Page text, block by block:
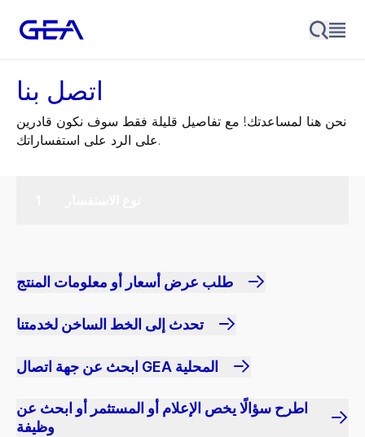
اتصل بنا
نحن هنا لمساعدتك! مع تفاصيل قليلة فقط سوف نكون قادرين
على الرد على استفساراتك.
طلب عرض أسعار أو معلومات المنتج
تحدث إلى الخط الساخن لخدمتنا
ابحث عن جهة اتصال GEA المحلية
اطرح سؤالًا يخص الإعلام أو المستثمر أو ابحث عن
وظيفة